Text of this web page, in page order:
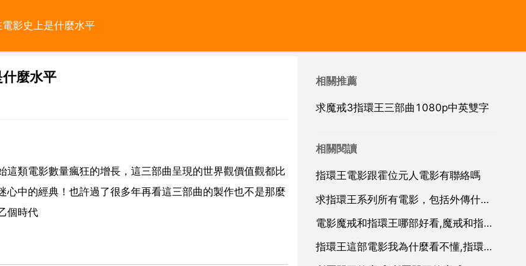
影史上是什麼水平
麼水平
類電影數量瘋狂的增長，這三部曲呈現的世界觀價值觀都比
中的經典！也許過了很多年再看這三部曲的製作也不是那麼
個時代
相關推薦
求魔戒3指環王三部曲1080p中英雙字
相關閱讀
指環王電影跟霍位元人電影有聯絡嗎
求指環王系列所有電影，包括外傳什麼的。謝謝謝謝
電影魔戒和指環王哪部好看,魔戒和指環王這兩部電影，哪一部比較好看
指環王這部電影我為什麼看不懂,指環王電影到底演的什麼？我怎麼沒看懂啊